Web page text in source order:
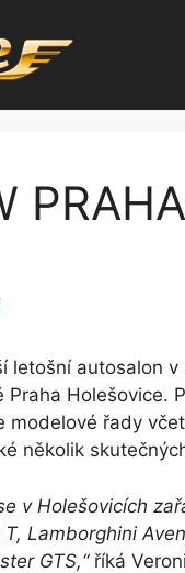
letošní autosalon
Holešovice.
modelové řady
několik
v Holešovicích
T, Lamborghini
GTS,“říká